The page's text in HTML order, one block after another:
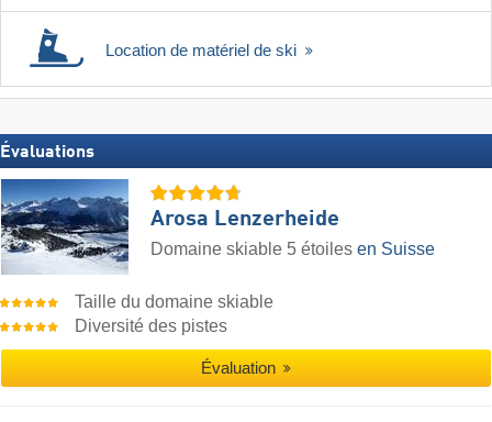
Location de matériel de ski
Évaluations
Arosa Lenzerheide
Domaine skiable 5 étoiles en Suisse
Taille du domaine skiable
Diversité des pistes
Évaluation